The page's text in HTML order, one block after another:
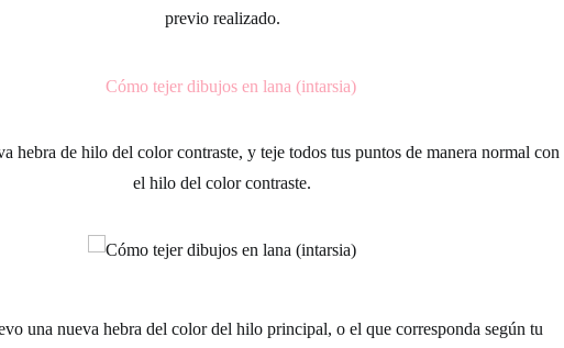
previo realizado.
hebra de hilo del color contraste, y teje todos tus puntos de manera normal con
el hilo del color contraste.
una nueva hebra del color del hilo principal, o el que corresponda según tu